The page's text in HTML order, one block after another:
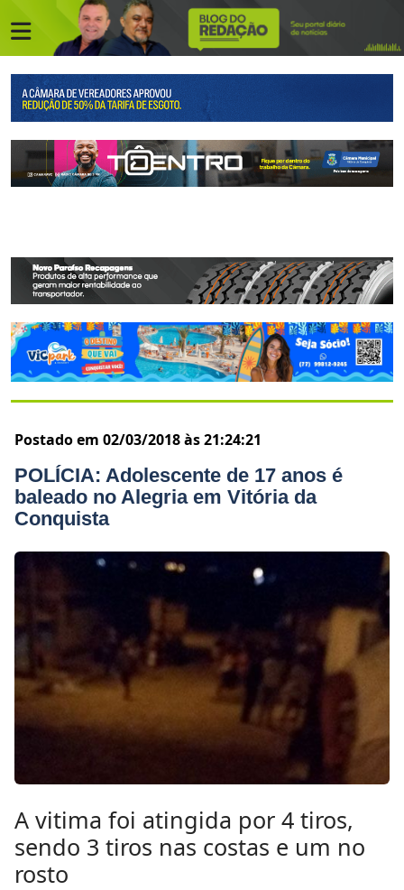
Postado em 02/03/2018 às 21:24:21
POLÍCIA: Adolescente de 17 anos é
baleado no Alegria em Vitória da
Conquista
A vitima foi atingida por 4 tiros,
sendo 3 tiros nas costas e um no
rosto